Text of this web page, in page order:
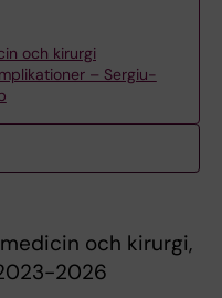
och kirurgi
– Sergiu-
och kirurgi,
2026